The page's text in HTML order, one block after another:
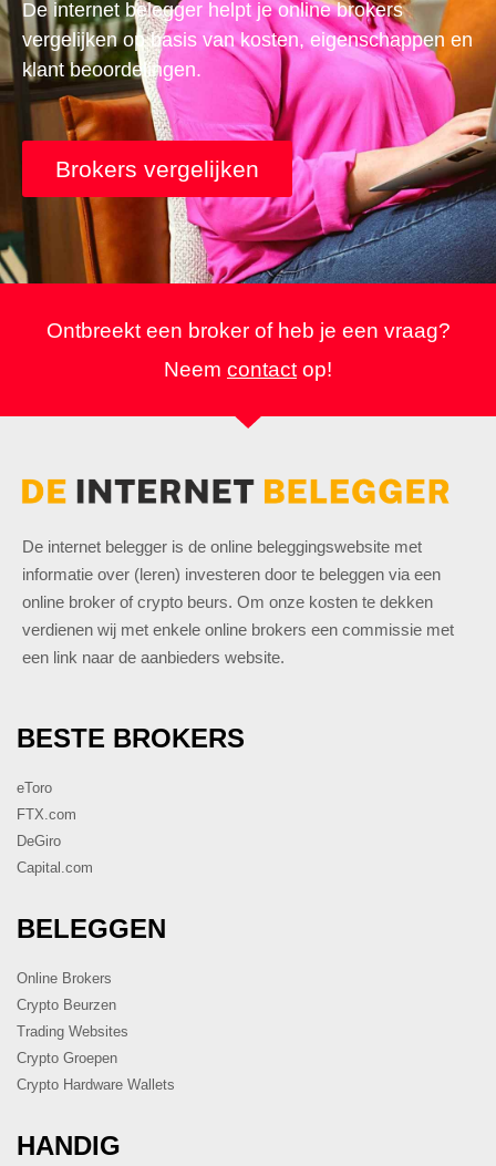
De internet belegger helpt je online brokers
vergelijken op basis van kosten, eigenschappen en
klant beoordelingen.
Brokers vergelijken
Ontbreekt een broker of heb je een vraag?
Neem contact op!
De internet belegger is de online beleggingswebsite met
informatie over (leren) investeren door te beleggen via een
online broker of crypto beurs. Om onze kosten te dekken
verdienen wij met enkele online brokers een commissie met
een link naar de aanbieders website.
BESTE BROKERS
eToro
FTX.com
DeGiro
Capital.com
BELEGGEN
Online Brokers
Crypto Beurzen
Trading Websites
Crypto Groepen
Crypto Hardware Wallets
HANDIG